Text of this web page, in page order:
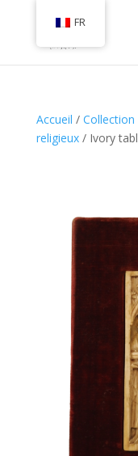
Accueil /
religieux/ Ivory
FR